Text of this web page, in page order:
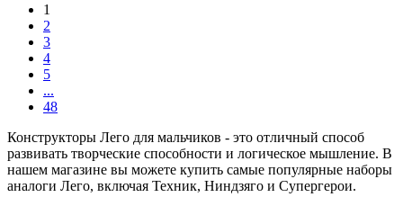
1
2
3
4
5
...
48
Конструкторы Лего для мальчиков - это отличный способ
развивать творческие способности и логическое мышление. В
нашем магазине вы можете купить самые популярные наборы
аналоги Лего, включая Техник, Ниндзяго и Супергерои.